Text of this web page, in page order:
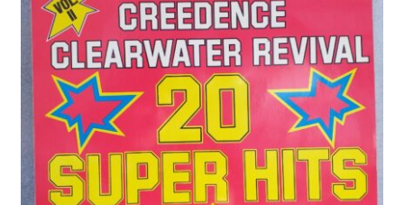
Echipamente
Listă produse
Oferta lunii
Contul meu